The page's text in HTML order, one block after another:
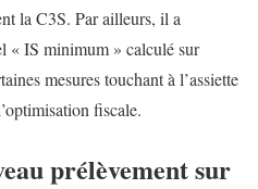
la C3S. Par ailleurs, il a
« IS minimum » calculé sur
mesures touchant à l’assiette
fiscale.
prélèvement sur